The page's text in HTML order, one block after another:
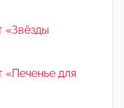
«Звёзды
для